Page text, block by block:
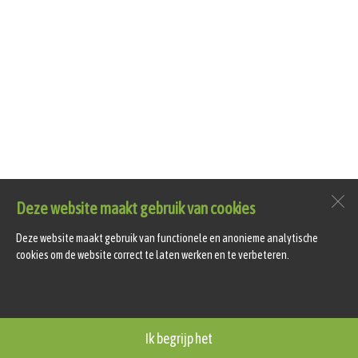
Deze website maakt gebruik van cookies
Deze website maakt gebruik van functionele en anonieme analytische
cookies om de website correct te laten werken en te verbeteren.
Ik begrijp het